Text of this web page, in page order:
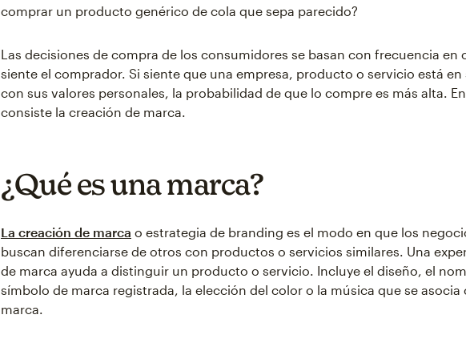
comprar un producto genérico de cola que sepa parecido?
Las decisiones de compra de los consumidores se basan con frecuencia en
siente el comprador. Si siente que una empresa, producto o servicio está en
con sus valores personales, la probabilidad de que lo compre es más alta.
consiste la creación de marca.
¿Qué es una marca?
La creación de marca o estrategia de branding es el modo en que los
buscan diferenciarse de otros con productos o servicios similares. Una
de marca ayuda a distinguir un producto o servicio. Incluye el diseño, el
símbolo de marca registrada, la elección del color o la música que se asocia
marca.